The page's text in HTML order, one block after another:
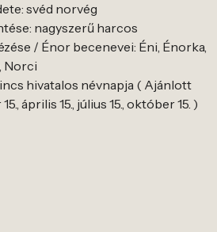
svéd norvég
nagyszerű harcos
/ Énor becenevei: Éni, Énorka,
Norci
hivatalos névnapja ( Ajánlott
április 15., július 15., október 15. )